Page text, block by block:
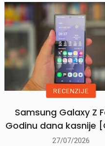
RECENZIJE
Samsung Galaxy Z
Godinu dana kasnije
27/07/2026